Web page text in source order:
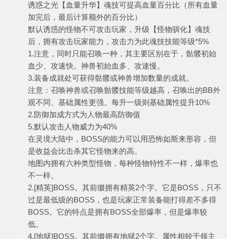
诱惑之光【血量升华】魂技可提高血量百分比（所有血量
加完后，最后计算额外的百分比）
默认诱惑的怪物不可攻击玩家，升级【怪物驯化】魂技
后，拥有攻击玩家能力，攻击力为此魂技技能等级*5%
1.注意，同时只能召唤一种，其主要区别在于，骷髅初始
血少、攻速快。神兽初始血多、攻速慢。
3.装备成就处可获得骷髅或神兽增加数量的成就。
注意：召唤神兽或召唤骷髅技能等级越高，召唤出的BB外
观不同、基础属性更强。每升一级则基础属性提升10%
2.防御加成方式为人物最高防御值
5.默认攻击人物威力为40%
在灵境大陆中，BOSS的能力可以用恐怖如斯来形容，但
是收益会比击杀其它怪物来的高。
地图内拥有六种类型怪物，每种怪物特性不一样，爆率也
不一样。
2.[精英]BOSS。其前缀拥有精英2个字。它是BOSS，只不
过是最低级的BOSS，也是玩家正常装备能打得差不多得
BOSS。它的特点是拥有BOSS全部爆率，但是爆率较
低。
4.[地狱]BOSS。其前缀拥有地狱2个字。属性相较于领主